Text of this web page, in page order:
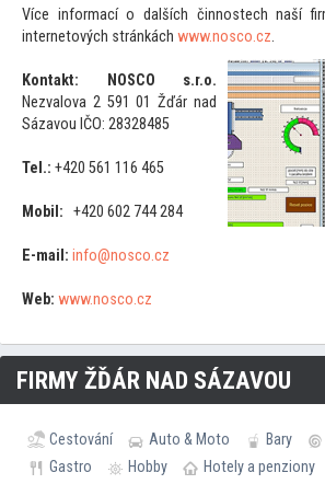
Více informací o dalších činnostech naší
internetových stránkách www.nosco.cz.
Kontakt:
NOSCO s.r.o.
Nezvalova 2 591 01 Žďár nad
Sázavou IČO: 28328485
Tel.: +420 561 116 465
Mobil: +420 602 744 284
E-mail: info@nosco.cz
Web: www.nosco.cz
FIRMY ŽĎÁR NAD SÁZAVOU
Cestování Auto & Moto Bary
Gastro
Hobby Hotely a penziony